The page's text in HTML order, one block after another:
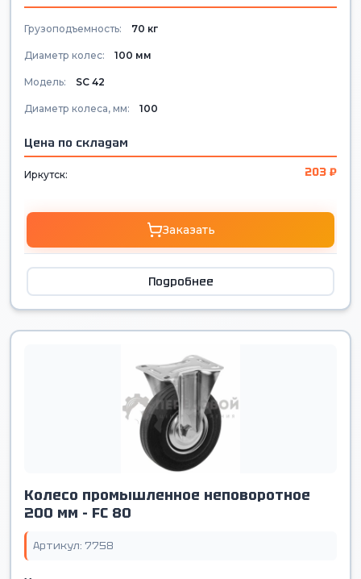
Грузоподъемность: 70 кг
Диаметр колес: 100 мм
Модель: SС 42
Диаметр колеса, мм: 100
Цена по складам
Иркутск: 203 ₽
Заказать
Подробнее
Колесо промышленное неповоротное
200 мм - FC 80
Артикул: 7758